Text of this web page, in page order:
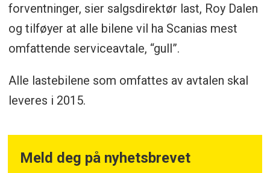
forventninger, sier salgsdirektør last, Roy Dalen
og tilføyer at alle bilene vil ha Scanias mest
omfattende serviceavtale, “gull”.
Alle lastebilene som omfattes av avtalen skal
leveres i 2015.
Meld deg på nyhetsbrevet